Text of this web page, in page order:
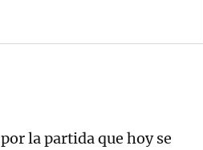
por la partida que hoy se